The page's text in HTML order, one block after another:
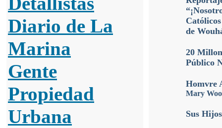
Diario de La
Marina
Gente
Propiedad
Urbana
de
20
Público
Homvre
Mary
Sus